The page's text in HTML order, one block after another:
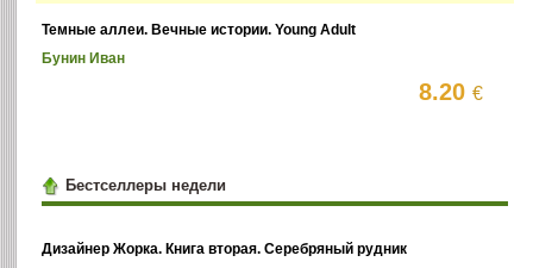
Темные аллеи. Вечные истории. Young Adult
Бунин Иван
8.20€
Бестселлеры недели
Дизайнер Жорка. Книга вторая. Серебряный рудник